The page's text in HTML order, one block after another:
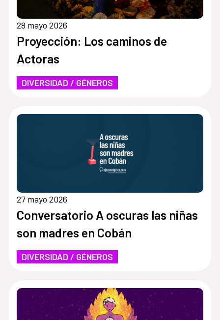
28 mayo 2026
Proyección: Los caminos de
Actoras
DIVERSIDAD / GÉNEROS
27 mayo 2026
Conversatorio A oscuras las niñas
son madres en Cobán
DIVERSIDAD / GÉNEROS